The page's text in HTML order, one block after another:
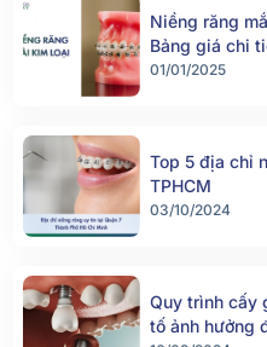
Niềng răng
Bảng giá chi
01/01/2025
Top 5 địa chỉ
TPHCM
03/10/2024
Quy trình cấy
tố ảnh hưởng